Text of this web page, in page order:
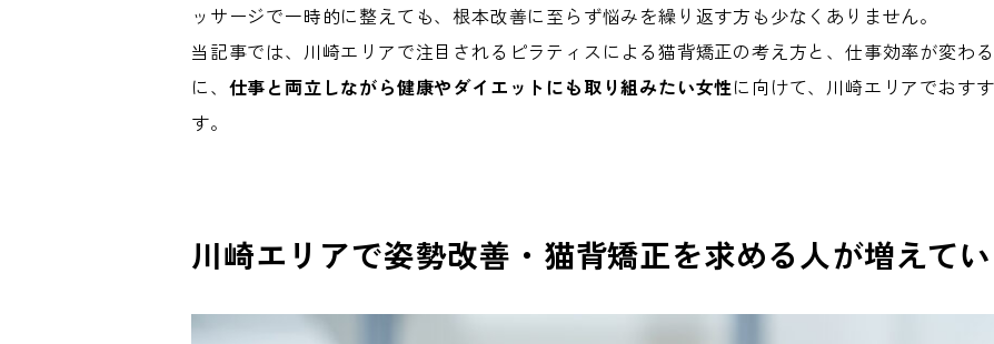
ッサージで一時的に整えても、根本改善に至らず悩みを繰り返す方も少なくありません。
当記事では、川崎エリアで注目されるピラティスによる猫背矯正の考え方と、仕事効率が変わ
に、 仕事と両立しながら健康やダイエットにも取り組みたい女性に向けて、川崎エリアでおす
す。
川崎エリアで姿勢改善・猫背矯正を求める人が増えて